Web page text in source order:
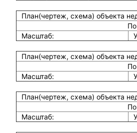
План(чертеж, схема) объекта
Масштаб:
План(чертеж, схема) объекта
Масштаб:
План(чертеж, схема) объекта
Масштаб: